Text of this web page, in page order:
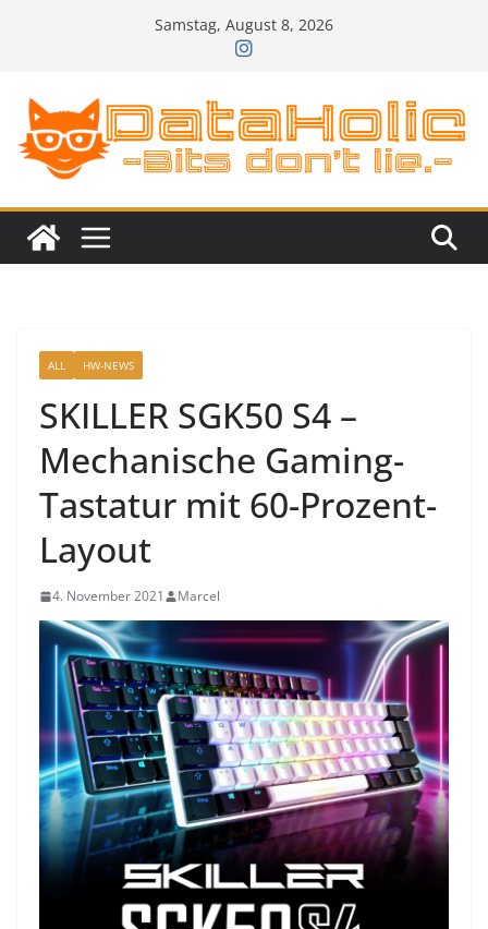
Samstag, August 8, 2026
ALL HW-NEWS
SKILLER SGK50 S4 –
Mechanische Gaming-
Tastatur mit 60-Prozent-
Layout
4. November 2021 Marcel